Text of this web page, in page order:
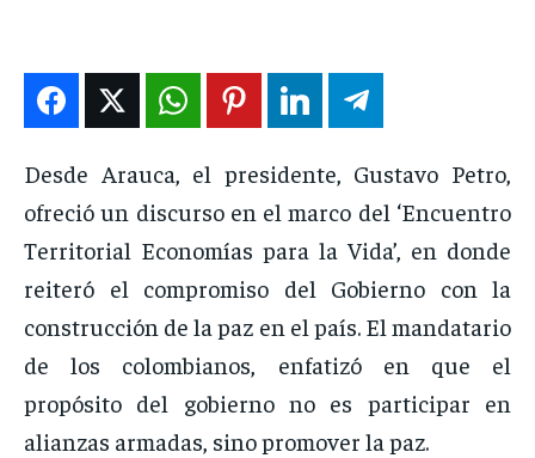
Desde Arauca, el presidente, Gustavo Petro,
ofreció un discurso en el marco del ‘Encuentro
Territorial Economías para la Vida’, en donde
reiteró el compromiso del Gobierno con la
construcción de la paz en el país. El mandatario
de los colombianos, enfatizó en que el
propósito del gobierno no es participar en
alianzas armadas, sino promover la paz.